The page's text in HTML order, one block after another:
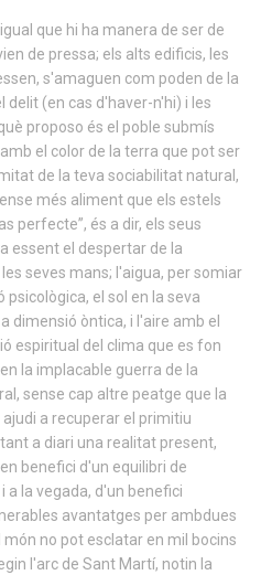
que hi ha manera de ser de
de pressa; els alts edificis, les
s'amaguen com poden de la
(en cas d'haver-n'hi) i les
proposo és el poble submís
el color de la terra que pot ser
de la teva sociabilitat natural,
més aliment que els estels
perfecte”, és a dir, els seus
essent el despertar de la
seves mans; l'aigua, per somiar
el sol en la seva
dimensió òntica, i l'aire amb el
espiritual del clima que es fon
la implacable guerra de la
sense cap altre peatge que la
a recuperar el primitiu
a diari una realitat present,
benefici d'un equilibri de
a la vegada, d'un benefici
avantatges per ambdues
no pot esclatar en mil bocins
l'arc de Sant Martí, notin la